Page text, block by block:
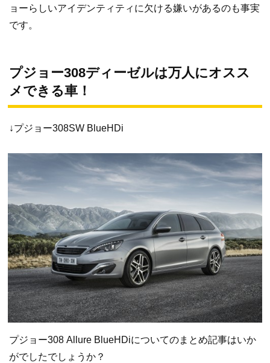
ョーらしいアイデンティティに欠ける嫌いがあるのも事実
です。
プジョー308ディーゼルは万人にオスス
メできる車！
↓プジョー308SW BlueHDi
プジョー308 Allure BlueHDiについてのまとめ記事はいか
がでしたでしょうか？